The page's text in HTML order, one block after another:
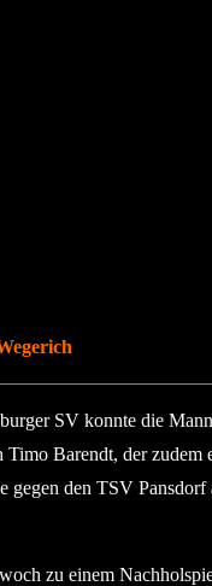
SV konnte die
Barendt, der zudem
den TSV
zu einem